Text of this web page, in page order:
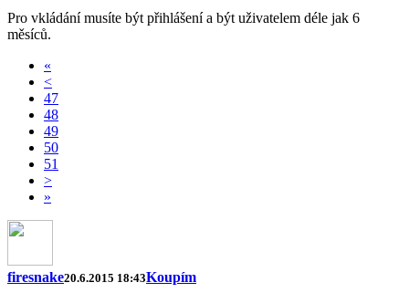
Pro vkládání musíte být přihlášení a být uživatelem déle jak 6
měsíců.
«
<
47
48
49
50
51
>
»
firesnake20.6.2015 18:43Koupím